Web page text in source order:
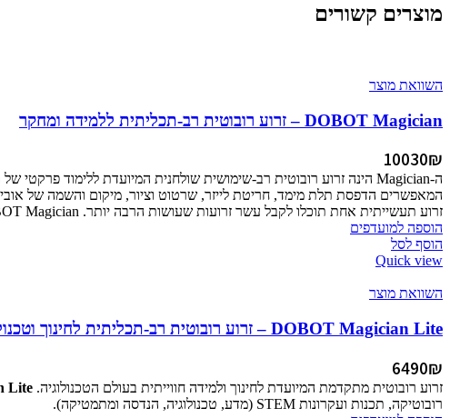
מוצרים קשורים
השוואת מוצר
DOBOT Magician – זרוע רובוטית רב-תכליתית ללמידה ומחקר
10030₪
זרוע תעשייתית אחת תוכלו לקבל עשר זרועות שעושות הרבה יותר. DOBOT Magician זכה בפרס CES 2018 לחדשנות ובפרסי עיצוב.
הוספה למועדפים
הוסף לסל
Quick view
השוואת מוצר
DOBOT Magician Lite – זרוע רובוטית רב-תכליתית לחינוך וטכנולוגיה
6490₪
זרוע רובוטית מתקדמת המיועדת לחינוך ולמידה חווייתית בעולם הטכנולוגיה. Lite
רובוטיקה, תכנות ועקרונות STEM (מדע, טכנולוגיה, הנדסה ומתמטיקה).